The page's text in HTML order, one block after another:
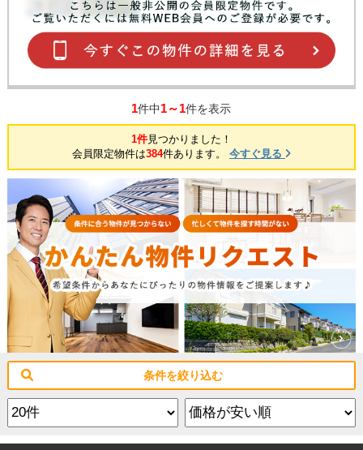
1件中1～1件を表示
1件見つかりました！
会員限定物件は384件あります。 今すぐ見る
条件を絞り込む